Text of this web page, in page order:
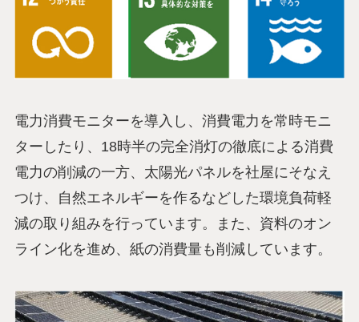
電力消費モニターを導入し、消費電力を常時モニ
ターしたり、18時半の完全消灯の徹底による消費
電力の削減の一方、太陽光パネルを社屋にそなえ
つけ、自然エネルギーを作るなどした環境負荷軽
減の取り組みを行っています。また、資料のオン
ライン化を進め、紙の消費量も削減しています。